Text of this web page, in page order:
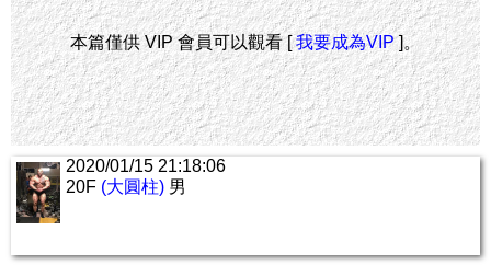
本篇僅供 VIP 會員可以觀看 [我要成為VIP]。
2020/01/15 21:18:06
20F (大圓柱) 男